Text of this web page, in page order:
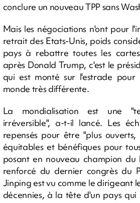
conclure un nouveau TPP sans
Mais les négociations n'ont pour
retrait des Etats-Unis, poids
pays à rebattre toutes les
après Donald Trump, c'est le
qui est monté sur l'estrade pour
monde très différente.
La mondialisation est une
irréversible", a-t-il lancé. Les
repensés pour être "plus
équitables et bénéfiques pour
posant en nouveau champion du
renforcé du dernier congrès du
Jinping est vu comme le dirigeant
décennies, à la tête d'un pays qui